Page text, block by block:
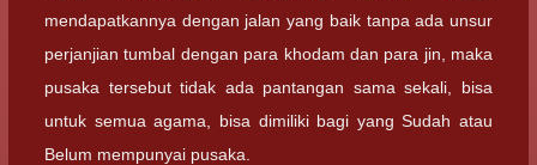
mendapatkannya dengan jalan yang baik tanpa ada unsur
perjanjian tumbal dengan para khodam dan para jin, maka
pusaka tersebut tidak ada pantangan sama sekali, bisa
untuk semua agama, bisa dimiliki bagi yang Sudah atau
Belum mempunyai pusaka.